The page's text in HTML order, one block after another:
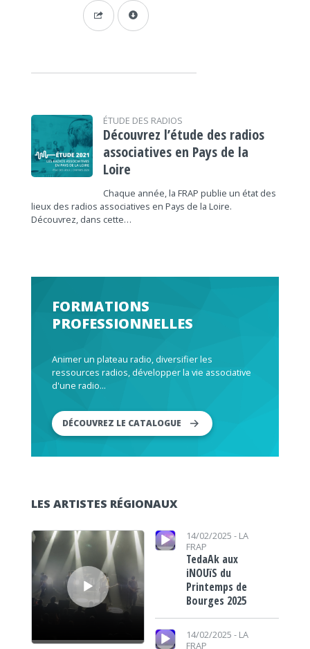
ÉTUDE DES RADIOS
Découvrez l’étude des radios
associatives en Pays de la
Loire
Chaque année, la FRAP publie un état des
lieux des radios associatives en Pays de la Loire.
Découvrez, dans cette…
FORMATIONS
PROFESSIONNELLES
Animer un plateau radio, diversifier les
ressources radios, développer la vie associative
d'une radio...
DÉCOUVREZ LE CATALOGUE
LES ARTISTES RÉGIONAUX
Lecteur audio
Lecteur audio 14/02/2025 - LA
FRAP
TedaAk aux
iNOUïS du
Printemps de
Bourges 2025
Lecteur audio
14/02/2025 - LA
FRAP